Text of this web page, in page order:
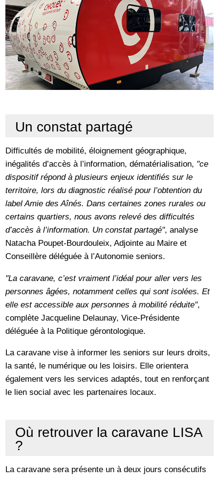
Un constat partagé
Difficultés de mobilité, éloignement géographique,
inégalités d’accès à l’information, dématérialisation, "ce
dispositif répond à plusieurs enjeux identifiés sur le
territoire, lors du diagnostic réalisé pour l’obtention du
label Amie des Aînés. Dans certaines zones rurales ou
certains quartiers, nous avons relevé des difficultés
d’accès à l’information. Un constat partagé", analyse
Natacha Poupet-Bourdouleix, Adjointe au Maire et
Conseillère déléguée à l’Autonomie seniors.
"La caravane, c’est vraiment l’idéal pour aller vers les
personnes âgées, notamment celles qui sont isolées. Et
elle est accessible aux personnes à mobilité réduite",
complète Jacqueline Delaunay, Vice-Présidente
déléguée à la Politique gérontologique.
La caravane vise à informer les seniors sur leurs droits,
la santé, le numérique ou les loisirs. Elle orientera
également vers les services adaptés, tout en renforçant
le lien social avec les partenaires locaux.
Où retrouver la caravane LISA
?
La caravane sera présente un à deux jours consécutifs